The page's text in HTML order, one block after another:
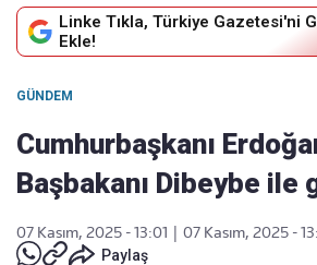
Linke Tıkla, Türkiye Gazetesi'ni
Ekle!
GÜNDEM
Cumhurbaşkanı
Başbakanı Dibeybe ile
07 Kasım, 2025 - 13:01
07 Kasım, 2025 -
Paylaş